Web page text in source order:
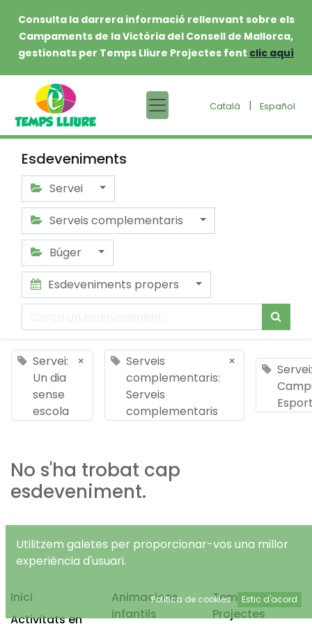
Consulta la darrera informació rellenvant sobre els
Campaments de la Victòria del Consell de Mallorca,
gestionats per Temps Lliure Projectes fent clic aquí
Català | Español
Esdeveniments
Servei
Serveis complementaris
Búger
Esdeveniments propers
Servei:
Un dia
sense
escola
×
Serveis
complementaris:
Serveis
complementaris
×
Servei:
No s'ha trobat cap
esdeveniment.
Inici
Activitats en
Animacions
infantils
Temps Lliure
Projectes
Utilitzem galetes per proporcionar-vos una millor
experiència d'usuari.
Política de cookies Estic d'acord